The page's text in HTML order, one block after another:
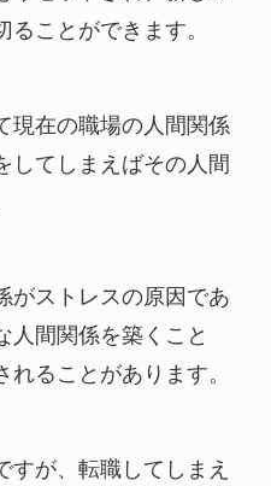
ことができます。
現在の職場の人間関係
してしまえばその人間
がストレスの原因であ
人間関係を築くこと
ることがあります。
すが、転職してしまえ